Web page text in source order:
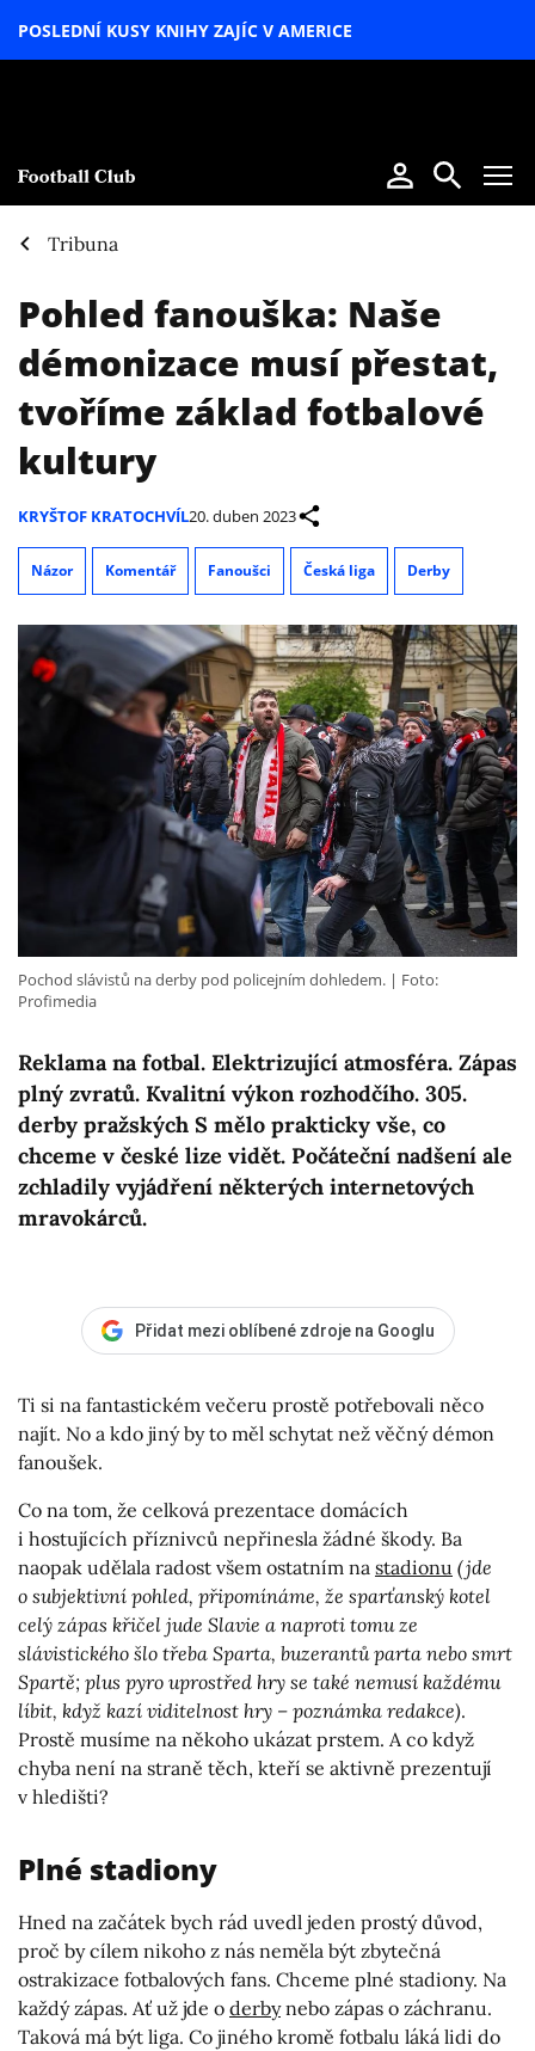
POSLEDNÍ KUSY KNIHY ZAJÍC V AMERICE
Tribuna
Pohled fanouška: Naše
démonizace musí přestat,
tvoříme základ fotbalové
kultury
KRYŠTOF KRATOCHVÍL20. duben 2023
Názor Komentář Fanoušci Česká liga Derby
Reklama na fotbal. Elektrizující atmosféra. Zápas
plný zvratů. Kvalitní výkon rozhodčího. 305.
derby pražských S mělo prakticky vše, co
chceme v české lize vidět. Počáteční nadšení ale
zchladily vyjádření některých internetových
mravokárců.
Pochod slávistů na derby pod policejním dohledem.
Foto:
Profimedia
Přidat mezi oblíbené zdroje na Googlu
Ti si na fantastickém večeru prostě potřebovali něco
najít. No a kdo jiný by to měl schytat než věčný démon
fanoušek.
Co na tom, že celková prezentace domácích
i hostujících příznivců nepřinesla žádné škody. Ba
naopak udělala radost všem ostatním na stadionu (jde
o subjektivní pohled, připomínáme, že sparťanský kotel
celý zápas křičel jude Slavie a naproti tomu ze
slávistického šlo třeba Sparta, buzerantů parta nebo smrt
Spartě; plus pyro uprostřed hry se také nemusí každému
líbit, když kazí viditelnost hry – poznámka redakce).
Prostě musíme na někoho ukázat prstem. A co když
chyba není na straně těch, kteří se aktivně prezentují
v hledišti?
Plné stadiony
Hned na začátek bych rád uvedl jeden prostý důvod,
proč by cílem nikoho z nás neměla být zbytečná
ostrakizace fotbalových fans. Chceme plné stadiony. Na
každý zápas. Ať už jde o derbynebo zápas o záchranu.
Taková má být liga. Co jiného kromě fotbalu láká lidi do